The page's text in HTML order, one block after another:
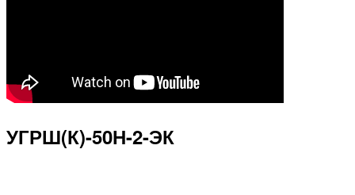
УГРШ(К)-50Н-2-ЭК